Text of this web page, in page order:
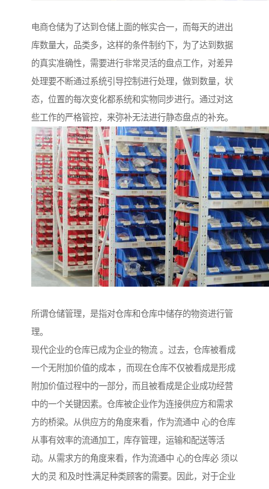
电商仓储为了达到仓储上面的帐实合一，而每天的进出
库数量大，品类多，这样的条件制约下，为了达到数据
的真实准确性，需要进行非常灵活的盘点工作，对差异
处理要不断通过系统引导控制进行处理，做到数量，状
态，位置的每次变化都系统和实物同步进行。通过对这
些工作的严格管控，来弥补无法进行静态盘点的补充。
所谓仓储管理，是指对仓库和仓库中储存的物资进行管
理。
现代企业的仓库已成为企业的物流 。过去，仓库被看成
一个无附加价值的成本 ，而现在仓库不仅被看成是形成
附加价值过程中的一部分，而且被看成是企业成功经营
中的一个关键因素。仓库被企业作为连接供应方和需求
方的桥梁。从供应方的角度来看，作为流通中 心的仓库
从事有效率的流通加工，库存管理，运输和配送等活
动。从需求方的角度来看，作为流通中 心的仓库必 须以
大的灵 和及时性满足种类顾客的需要。因此，对于企业